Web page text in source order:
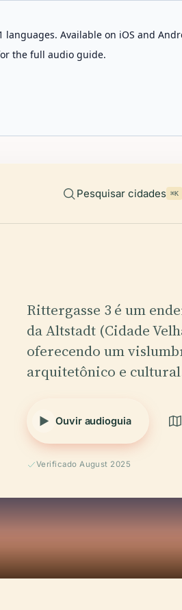
Available on iOS and
the full audio guide.
Pesquisar cidades ⌘K
Rittergasse 3 é um
da Altstadt (Cidade
oferecendo um
arquitetônico e
Ouvir audioguia
Verificado August 2025